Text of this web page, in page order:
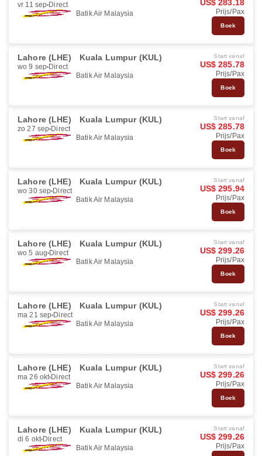
vr 11 sep Direct
Batik Air Malaysia
US$ 283.18
Prijs/Pax
Boek
Lahore (LHE) Kuala Lumpur (KUL)
wo 9 sep Direct
Batik Air Malaysia
Start vanaf
US$ 285.78
Prijs/Pax
Boek
Lahore (LHE) Kuala Lumpur (KUL)
zo 27 sep Direct
Batik Air Malaysia
Start vanaf
US$ 285.78
Prijs/Pax
Boek
Lahore (LHE) Kuala Lumpur (KUL)
wo 30 sep Direct
Batik Air Malaysia
Start vanaf
US$ 295.94
Prijs/Pax
Boek
Lahore (LHE) Kuala Lumpur (KUL)
wo 5 aug Direct
Batik Air Malaysia
Start vanaf
US$ 299.26
Prijs/Pax
Boek
Lahore (LHE) Kuala Lumpur (KUL)
ma 21 sep Direct
Batik Air Malaysia
Start vanaf
US$ 299.26
Prijs/Pax
Boek
Lahore (LHE) Kuala Lumpur (KUL)
ma 26 okt Direct
Batik Air Malaysia
Start vanaf
US$ 299.26
Prijs/Pax
Boek
Lahore (LHE) Kuala Lumpur (KUL)
di 6 okt Direct
Batik Air Malaysia
Start vanaf
US$ 299.26
Prijs/Pax